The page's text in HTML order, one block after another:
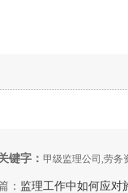
键字： 甲级监理公司,劳务
： 监理工作中如何应对